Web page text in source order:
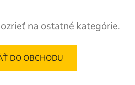
na ostatné kategórie.
DO OBCHODU